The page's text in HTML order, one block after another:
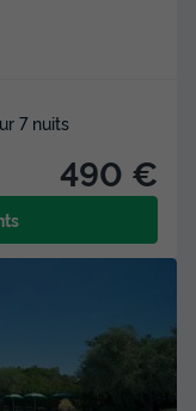
7 nuits
490 €